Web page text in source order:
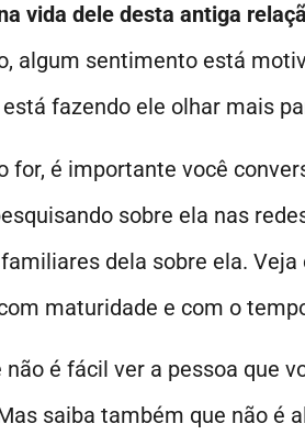
vida dele desta antiga
algum sentimento está
fazendo ele olhar mais
for, é importante você
sobre ela nas
dela sobre ela.
maturidade e com o
não é fácil ver a pessoa que
saiba também que não é